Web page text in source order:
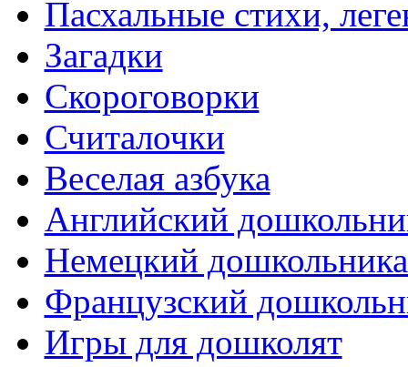
Пасхальные стихи,
Загадки
Скороговорки
Считалочки
Веселая азбука
Английский
Немецкий
Французский
Игры для дошколят